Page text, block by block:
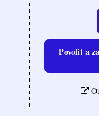
Povolit a